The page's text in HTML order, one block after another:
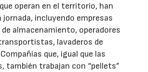
operan en el territorio, han
jornada, incluyendo empresas
de almacenamiento, operadores
lavaderos de
que, igual que las
también trabajan con “pellets”